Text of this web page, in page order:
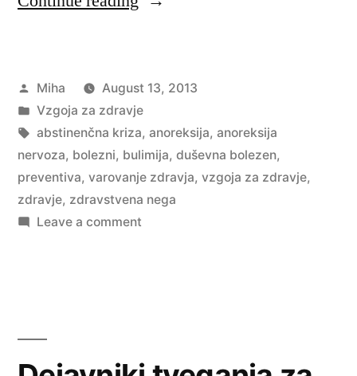
bulimija”
Posted
by
Miha
August 13, 2013
Posted
in
Vzgoja za zdravje
Tags:
abstinenčna kriza, anoreksija, anoreksija
nervoza, bolezni, bulimija, duševna bolezen,
preventiva, varovanje zdravja, vzgoja za zdravje,
zdravje, zdravstvena nega
Leave a commenton